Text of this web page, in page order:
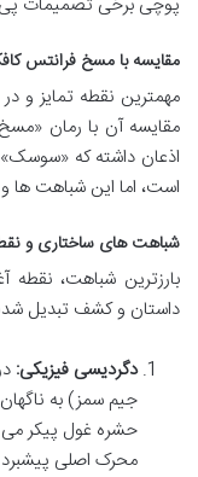
مقایسه با مسخ فرانتس
مهمترین نقطه تمایز و
مقایسه آن با رمان
اذعان داشته که «سوسک»
است، اما این شباهت ها و
شباهت های ساختاری و
بارزترین شباهت، نقطه
داستان و کشف تبدیل
دگردیسی فیزیکی:
جیم سمز) به
حشره غول پیکر می
محرک اصلی